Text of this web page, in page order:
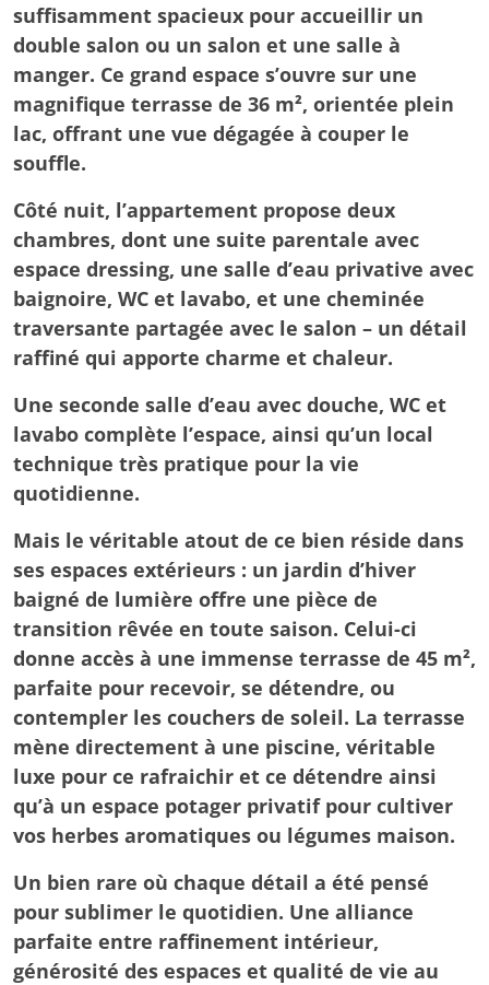
suffisamment spacieux pour accueillir un
double salon ou un salon et une salle à
manger. Ce grand espace s’ouvre sur une
magnifique terrasse de 36 m², orientée plein
lac, offrant une vue dégagée à couper le
souffle.
Côté nuit, l’appartement propose deux
chambres, dont une suite parentale avec
espace dressing, une salle d’eau privative avec
baignoire, WC et lavabo, et une cheminée
traversante partagée avec le salon – un détail
raffiné qui apporte charme et chaleur.
Une seconde salle d’eau avec douche, WC et
lavabo complète l’espace, ainsi qu’un local
technique très pratique pour la vie
quotidienne.
Mais le véritable atout de ce bien réside dans
ses espaces extérieurs : un jardin d’hiver
baigné de lumière offre une pièce de
transition rêvée en toute saison. Celui-ci
donne accès à une immense terrasse de 45 m²,
parfaite pour recevoir, se détendre, ou
contempler les couchers de soleil. La terrasse
mène directement à une piscine, véritable
luxe pour ce rafraichir et ce détendre ainsi
qu’à un espace potager privatif pour cultiver
vos herbes aromatiques ou légumes maison.
Un bien rare où chaque détail a été pensé
pour sublimer le quotidien. Une alliance
parfaite entre raffinement intérieur,
générosité des espaces et qualité de vie au